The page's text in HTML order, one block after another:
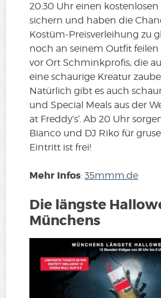
20:30 Uhr einen
sichern und haben die
Kostüm-Preisverleihung zu
noch an seinem Outfit
vor Ort Schminkprofis, die
eine schaurige Kreatur
Natürlich gibt es auch
und Special Meals aus der
at Freddy’s‘. Ab 20 Uhr
Bianco und DJ Riko für
Eintritt ist frei!
Mehr Infos: 35mmm.de
Die längste
Münchens